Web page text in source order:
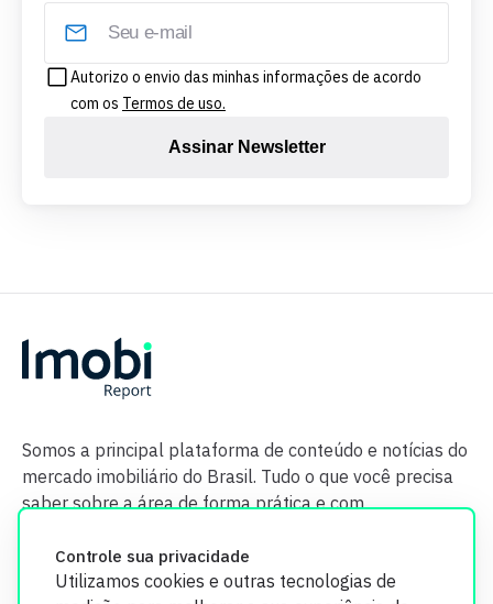
Controle sua privacidade
Utilizamos cookies e outras tecnologias de
Autorizo o envio das minhas informações de acordo
com os Termos de uso.
Assinar Newsletter
Somos a principal plataforma de conteúdo e notícias do
mercado imobiliário do Brasil. Tudo o que você precisa
saber sobre a área de forma prática e com